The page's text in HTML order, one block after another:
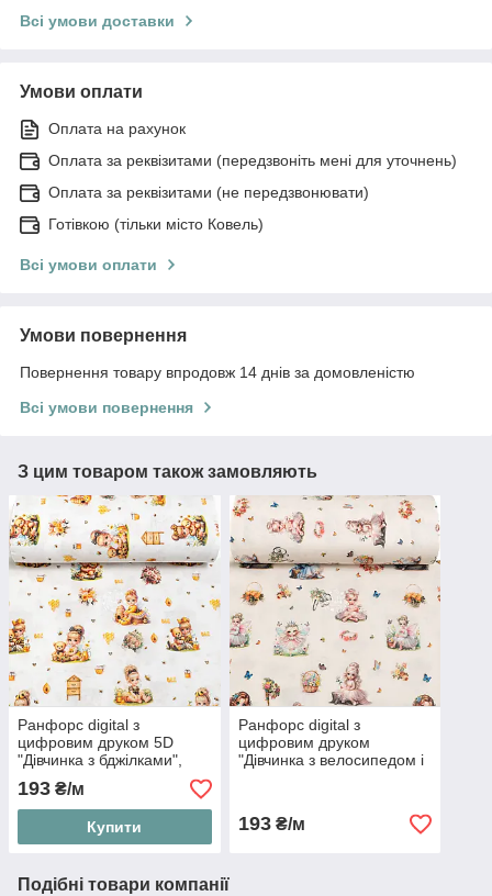
Всі умови доставки
Умови оплати
Оплата на рахунок
Оплата за реквізитами (передзвоніть мені для уточнень)
Оплата за реквізитами (не передзвонювати)
Готівкою (тільки місто Ковель)
Всі умови оплати
Умови повернення
Повернення товару впродовж 14 днів за домовленістю
Всі умови повернення
З цим товаром також замовляють
Ранфорс digital з
цифровим друком 5D
"Дівчинка з бджілками",
№5647
193 ₴/м
Купити
Ранфорс digital з
цифровим друком
"Дівчинка з велосипедом і
193₴/м
Подібні товари компанії